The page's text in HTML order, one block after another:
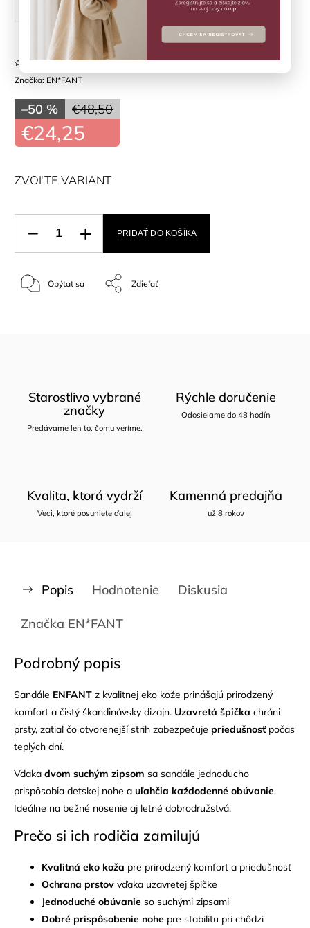
21 22 25
Značka: EN*FANT
Neohodnotené
€48,50
–50 %
€24,25
ZVOĽTE VARIANT
PRIDAŤ DO KOŠÍKA
Opýtať sa Zdieľať
Starostlivo vybrané
značky
Predávame len to, čomu veríme.
Rýchle doručenie
Odosielame do 48 hodín
Kvalita, ktorá vydrží
Veci, ktoré posuniete ďalej
Kamenná predajňa
už 8 rokov
Popis Hodnotenie Diskusia
Značka EN*FANT
Podrobný popis
Sandále ENFANT z kvalitnej eko kože prinášajú prirodzený
komfort a čistý škandinávsky dizajn. Uzavretá špička chráni
prsty, zatiaľ čo otvorenejší strih zabezpečuje priedušnosť počas
teplých dní.
Vďaka dvom suchým zipsom sa sandále jednoducho
prispôsobia detskej nohe a uľahčia každodenné obúvanie.
Ideálne na bežné nosenie aj letné dobrodružstvá.
Prečo si ich rodičia zamilujú
Kvalitná eko koža pre prirodzený komfort a priedušnosť
Ochrana prstov vďaka uzavretej špičke
Jednoduché obúvanie so suchými zipsami
Dobré prispôsobenie nohe pre stabilitu pri chôdzi